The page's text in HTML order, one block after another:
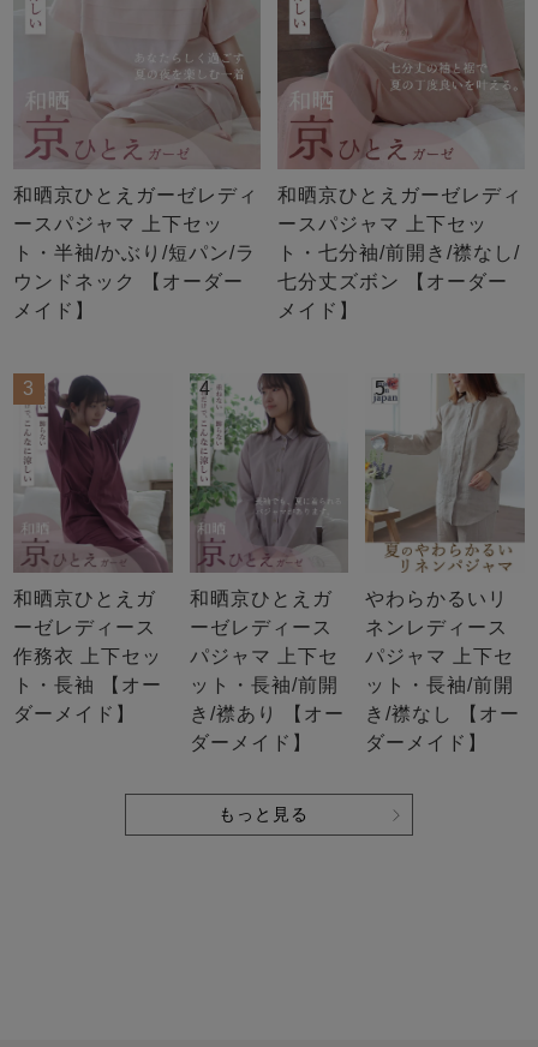
和晒京ひとえガーゼレディ
ースパジャマ 上下セッ
ト・半袖/かぶり/短パン/ラ
ウンドネック 【オーダー
メイド】
和晒京ひとえガーゼレディ
ースパジャマ 上下セッ
ト・七分袖/前開き/襟なし/
七分丈ズボン 【オーダー
メイド】
3
和晒京ひとえガ
ーゼレディース
作務衣 上下セッ
ト・長袖 【オー
ダーメイド】
4
和晒京ひとえガ
ーゼレディース
パジャマ 上下セ
ット・長袖/前開
き/襟あり 【オー
ダーメイド】
5
やわらかるいリ
ネンレディース
パジャマ 上下セ
ット・長袖/前開
き/襟なし 【オー
ダーメイド】
もっと見る